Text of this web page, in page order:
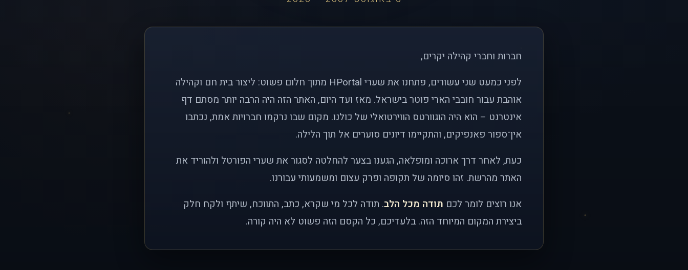
חברות וחברי קהילה יקרים,
לפני כמעט שני עשורים, פתחנו את שערי HPortal מתוך חלום פשוט: ליצור בית חם וקהילה
אוהבת עבור חובבי הארי פוטר בישראל. מאז ועד היום, האתר הזה היה הרבה יותר מסתם דף
אינטרנט – הוא היה הוגוורטס הווירטואלי של כולנו. מקום שבו נרקמו חברויות אמת, נכתבו
אין־ספור פאנפיקים, והתקיימו דיונים סוערים אל תוך הלילה.
כעת, לאחר דרך ארוכה ומופלאה, הגענו בצער להחלטה לסגור את שערי הפורטל ולהוריד את
האתר מהרשת. זהו סיומה של תקופה ופרק עצום ומשמעותי עבורנו.
אנו רוצים לומר לכם תודה מכל הלב. תודה לכל מי שקרא, כתב, התווכח, שיתף ולקח חלק
ביצירת המקום המיוחד הזה. בלעדיכם, כל הקסם הזה פשוט לא היה קורה.